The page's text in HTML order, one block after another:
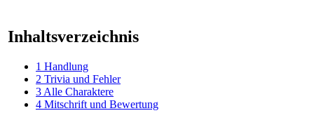
Inhaltsverzeichnis
1 Handlung
2 Trivia und Fehler
3 Alle Charaktere
4 Mitschrift und Bewertung